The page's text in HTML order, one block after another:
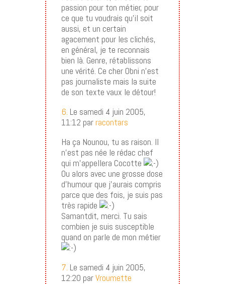
passion pour ton métier, pour
ce que tu voudrais qu’il soit
aussi, et un certain
agacement pour les clichés,
en général, je te reconnais
bien là. Genre, rétablissons
une vérité. Ce cher Obni n’est
pas journaliste mais la suite
de son texte vaux le détour!
6. Le samedi 4 juin 2005,
11:12 parracontars
Ha ça Nounou, tu as raison. Il
n’est pas née le rédac chef
qui m’appellera Cocotte
Ou alors avec une grosse dose
d’humour que j’aurais compris
parce que des fois, je suis pas
très rapide
Samantdit, merci. Tu sais
combien je suis susceptible
quand on parle de mon métier
7. Le samedi 4 juin 2005,
12:20 parVroumette